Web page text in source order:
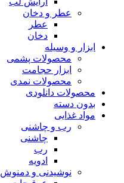
عطر و دخان
عطر
دخان
ابزار و وسیله
محصولات پشمی
ابزار حجامت
محصولات نمدی
محصولات دانلودی
بدون دسته
مواد غذایی
رب و چاشنی
چاشنی
رب
ادویه
نوشیدنی و دمنوش